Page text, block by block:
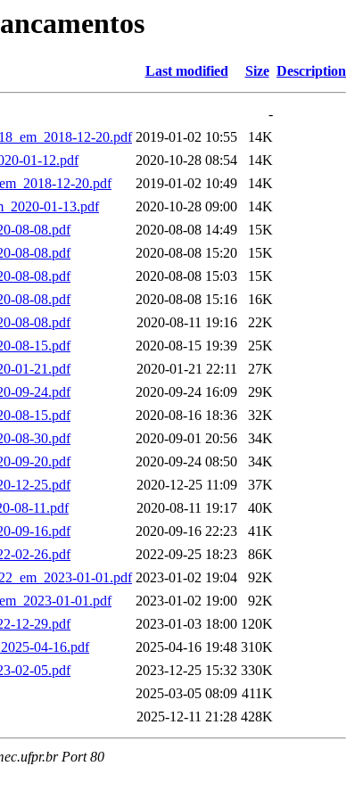
Last modified Size Description
-
12-20.pdf 2019-01-02 10:55
14K
01-12.pdf
2020-10-28 08:54
14K
12-20.pdf
2019-01-02 10:49
14K
01-13.pdf
2020-10-28 09:00
14K
08-08.pdf
2020-08-08 14:49
15K
08-08.pdf
2020-08-08 15:20
15K
08-08.pdf
2020-08-08 15:03
15K
08-08.pdf
2020-08-08 15:16
16K
08-08.pdf
2020-08-11 19:16
22K
08-15.pdf
2020-08-15 19:39
25K
01-21.pdf
2020-01-21 22:11
27K
09-24.pdf
2020-09-24 16:09
29K
08-15.pdf
2020-08-16 18:36
32K
08-30.pdf
2020-09-01 20:56
34K
09-20.pdf
2020-09-24 08:50
34K
12-25.pdf
2020-12-25 11:09
37K
08-11.pdf
2020-08-11 19:17
40K
09-16.pdf
2020-09-16 22:23
41K
02-26.pdf
2022-09-25 18:23
86K
01-01.pdf 2023-01-02 19:04
92K
01-01.pdf
2023-01-02 19:00
92K
12-29.pdf
2023-01-03 18:00 120K
04-16.pdf
2025-04-16 19:48 310K
02-05.pdf
2023-12-25 15:32 330K
2025-03-05 08:09 411K
2025-12-11 21:28 428K
Port 80